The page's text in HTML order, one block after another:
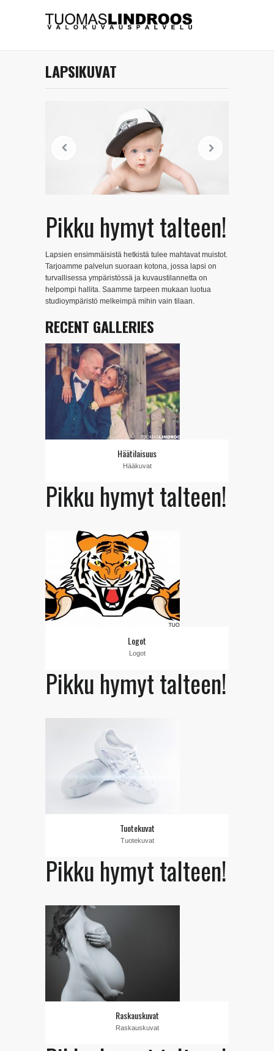
LAPSIKUVAT
Pikku hymyt talteen!
Lapsien ensimmäisistä hetkistä tulee mahtavat muistot.
Tarjoamme palvelun suoraan kotona, jossa lapsi on
turvallisessa ympäristössä ja kuvaustilannetta on
helpompi hallita. Saamme tarpeen mukaan luotua
studioympäristö melkeimpä mihin vain tilaan.
RECENT GALLERIES
Häätilaisuus
Hääkuvat
Pikku hymyt talteen!
Logot
Logot
Pikku hymyt talteen!
Tuotekuvat
Tuotekuvat
Pikku hymyt talteen!
Raskauskuvat
Raskauskuvat